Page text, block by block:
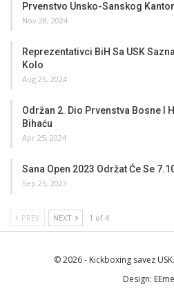
Prvenstvo Unsko-Sanskog
Nov 28, 2024
Reprezentativci BiH Sa USK
Kolo
Aug 25, 2024
Održan 2. Dio Prvenstva Bosne I
Bihaću
Apr 25, 2024
Sana Open 2023 Održat Će Se
Sep 25, 2023
PREV NEXT 1 of 4
© 2026 - Kickboxing savez
Design: